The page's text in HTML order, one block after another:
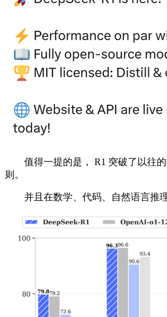
值得一提的是， R1 突破了以往的
则。
并且在数学、代码、自然语言推理